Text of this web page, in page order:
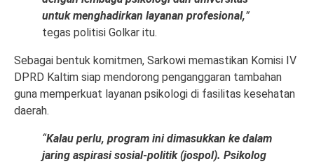
untuk menghadirkan layanan profesional,”
tegas politisi Golkar itu.
Sebagai bentuk komitmen, Sarkowi memastikan Komisi IV
DPRD Kaltim siap mendorong penganggaran tambahan
guna memperkuat layanan psikologi di fasilitas kesehatan
daerah.
“Kalau perlu, program ini dimasukkan ke dalam
jaring aspirasi sosial-politik (jospol). Psikolog